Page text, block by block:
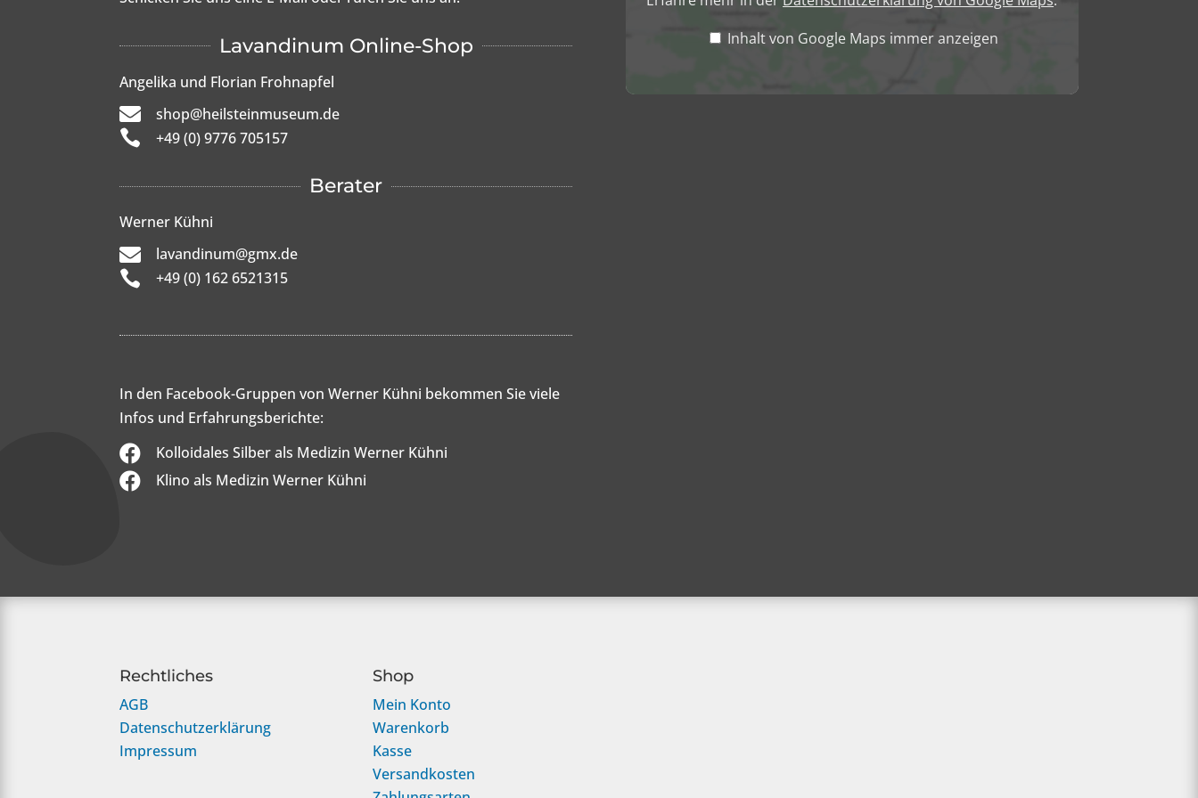
Lavandinum Online-Shop
Angelika und Florian Frohnapfel
 shop@heilsteinmuseum.de
 +49 (0) 9776 705157
Berater
Werner Kühni
 lavandinum@gmx.de
 +49 (0) 162 6521315
In den Facebook-Gruppen von Werner Kühni bekommen Sie viele
Infos und Erfahrungsberichte:
 Kolloidales Silber als Medizin Werner Kühni
 Klino als Medizin Werner Kühni
Inhalt von Google Maps immer anzeigen
Rechtliches
AGB
Datenschutzerklärung
Impressum
Shop
Mein Konto
Warenkorb
Kasse
Versandkosten